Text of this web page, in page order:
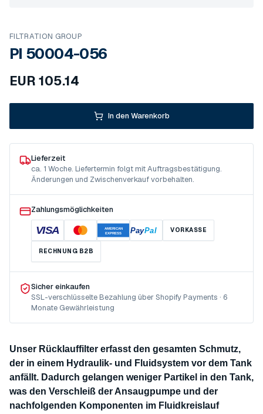
FILTRATION GROUP
PI 50004-056
EUR 105.14
In den Warenkorb
Lieferzeit
ca. 1 Woche. Liefertermin folgt mit Auftragsbestätigung.
Änderungen und Zwischenverkauf vorbehalten.
Zahlungsmöglichkeiten
VISA
AMERICAN
EXPRESS
PayPal VORKASSE
RECHNUNG B2B
Sicher einkaufen
SSL-verschlüsselte Bezahlung über Shopify Payments · 6
Monate Gewährleistung
Unser Rücklauffilter erfasst den gesamten Schmutz,
der in einem Hydraulik- und Fluidsystem vor dem Tank
anfällt. Dadurch gelangen weniger Partikel in den Tank,
was den Verschleiß der Ansaugpumpe und der
nachfolgenden Komponenten im Fluidkreislauf